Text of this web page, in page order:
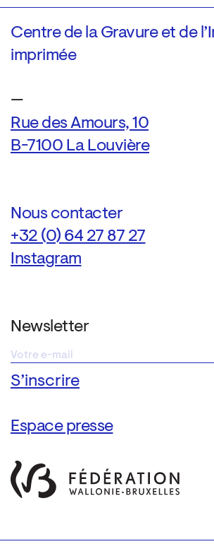
Centre de la Gravure et de
imprimée
—
Rue des Amours, 10
B-7100 La Louvière
Nous contacter
+32 (0) 64 27 87 27
Instagram
Newsletter
Espace presse